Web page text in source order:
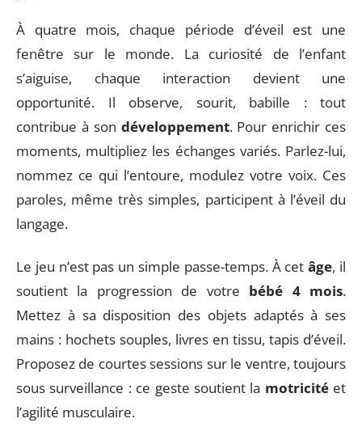
À quatre mois, chaque période d’éveil est une
fenêtre sur le monde. La curiosité de l’enfant
s’aiguise, chaque interaction devient une
opportunité. Il observe, sourit, babille : tout
contribue à son développement. Pour enrichir ces
moments, multipliez les échanges variés. Parlez-lui,
nommez ce qui l’entoure, modulez votre voix. Ces
paroles, même très simples, participent à l’éveil du
langage.
Le jeu n’est pas un simple passe-temps. À cetâge, il
soutient la progression de votre bébé 4 mois.
Mettez à sa disposition des objets adaptés à ses
mains : hochets souples, livres en tissu, tapis d’éveil.
Proposez de courtes sessions sur le ventre, toujours
sous surveillance : ce geste soutient la motricitéet
l’agilité musculaire.